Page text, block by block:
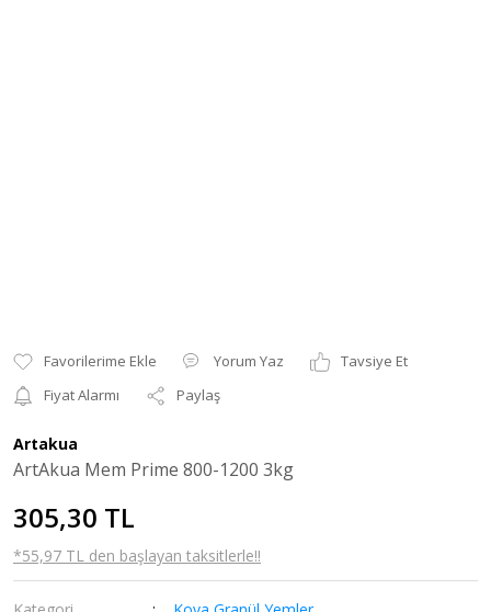
Yorum Yaz
Tavsiye Et
Fiyat Alarmı
Paylaş
Artakua
ArtAkua Mem Prime 800-1200 3kg
305,30 TL
*55,97 TL den başlayan taksitlerle!!